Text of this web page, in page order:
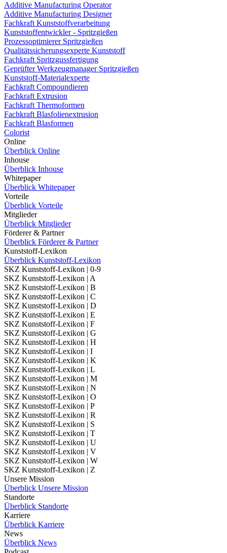
Additive Manufacturing Operator
Additive Manufacturing Designer
Fachkraft Kunststoffverarbeitung
Kunststoffentwickler - Spritzgießen
Prozessoptimierer Spritzgießen
Qualitätssicherungsexperte Kunststoff
Fachkraft Spritzgussfertigung
Geprüfter Werkzeugmanager Spritzgießen
Kunststoff-Materialexperte
Fachkraft Compoundieren
Fachkraft Extrusion
Fachkraft Thermoformen
Fachkraft Blasfolienextrusion
Fachkraft Blasformen
Colorist
Online
Überblick Online
Inhouse
Überblick Inhouse
Whitepaper
Überblick Whitepaper
Vorteile
Überblick Vorteile
Mitglieder
Überblick Mitglieder
Förderer & Partner
Überblick Förderer & Partner
Kunststoff-Lexikon
Überblick Kunststoff-Lexikon
SKZ Kunststoff-Lexikon | 0-9
SKZ Kunststoff-Lexikon | A
SKZ Kunststoff-Lexikon | B
SKZ Kunststoff-Lexikon | C
SKZ Kunststoff-Lexikon | D
SKZ Kunststoff-Lexikon | E
SKZ Kunststoff-Lexikon | F
SKZ Kunststoff-Lexikon | G
SKZ Kunststoff-Lexikon | H
SKZ Kunststoff-Lexikon | I
SKZ Kunststoff-Lexikon | K
SKZ Kunststoff-Lexikon | L
SKZ Kunststoff-Lexikon | M
SKZ Kunststoff-Lexikon | N
SKZ Kunststoff-Lexikon | O
SKZ Kunststoff-Lexikon | P
SKZ Kunststoff-Lexikon | R
SKZ Kunststoff-Lexikon | S
SKZ Kunststoff-Lexikon | T
SKZ Kunststoff-Lexikon | U
SKZ Kunststoff-Lexikon | V
SKZ Kunststoff-Lexikon | W
SKZ Kunststoff-Lexikon | Z
Unsere Mission
Überblick Unsere Mission
Standorte
Überblick Standorte
Karriere
Überblick Karriere
News
Überblick News